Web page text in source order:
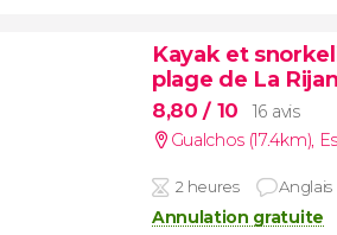
Kayak et
plage de La
8,80/ 10
16 avis
Gualchos (17.4km)
2 heures Anglais
Annulation gratuite